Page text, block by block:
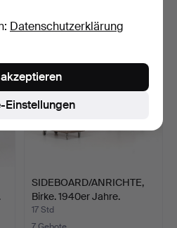
SIDEBOARD/ANRICHTE,
Birke. 1940er Jahre.
17 Std
Datenschutzerklärung
Einstellungen